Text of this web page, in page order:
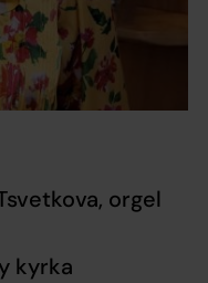
orgel
kyrka